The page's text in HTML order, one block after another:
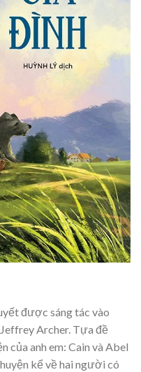
được sáng tác vào
Archer. Tựa đề
của anh em: Cain và Abel
kể về hai người có